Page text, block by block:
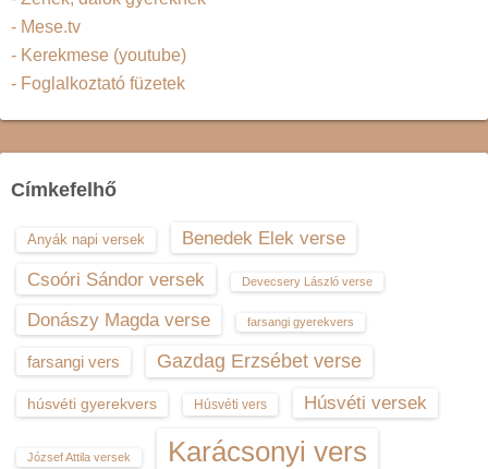
- Mese.tv
- Kerekmese (youtube)
- Foglalkoztató füzetek
Címkefelhő
Anyák napi versek
Benedek Elek verse
Csoóri Sándor versek
Devecsery László verse
Donászy Magda verse farsangi gyerekvers
farsangi vers Gazdag Erzsébet verse
húsvéti gyerekvers Húsvéti vers Húsvéti versek
József Attila versek Karácsonyi vers